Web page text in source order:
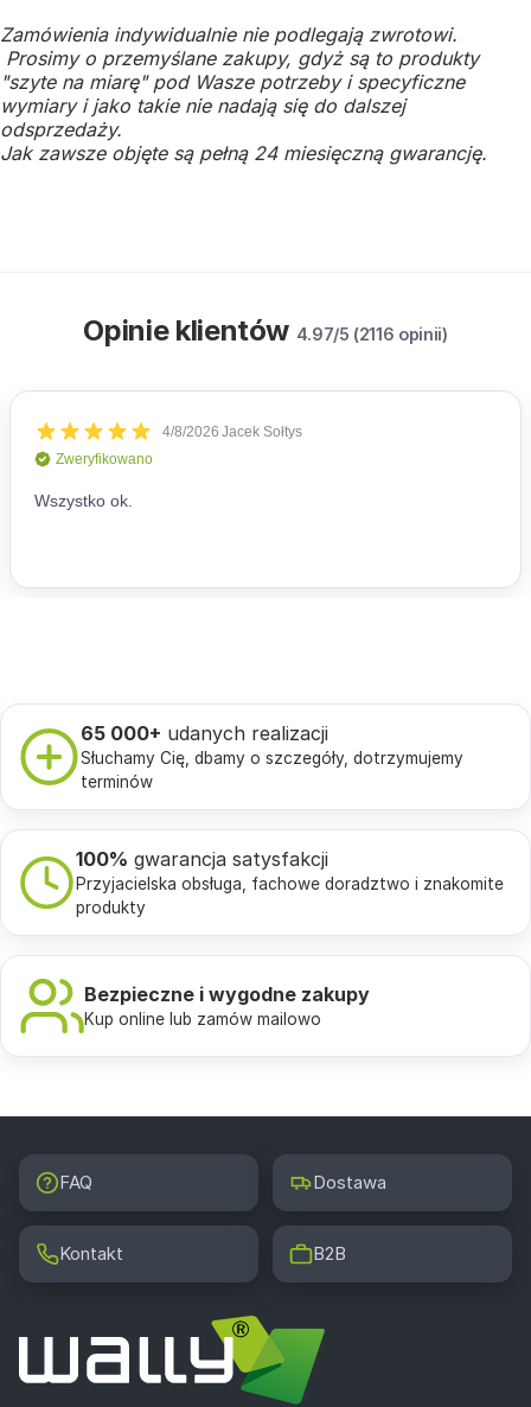
Zamówienia indywidualnie nie podlegają zwrotowi.
Prosimy o przemyślane zakupy, gdyż są to produkty
"szyte na miarę" pod Wasze potrzeby i specyficzne
wymiary i jako takie nie nadają się do dalszej
odsprzedaży.
Jak zawsze objęte są pełną 24 miesięczną gwarancję.
Opinie klientów 4.97/5 (2116 opinii)
65 000+ udanych realizacji
Słuchamy Cię, dbamy o szczegóły, dotrzymujemy
terminów
100% gwarancja satysfakcji
Przyjacielska obsługa, fachowe doradztwo i znakomite
produkty
Bezpieczne i wygodne zakupy
Kup online lub zamów mailowo
FAQ Dostawa
Kontakt B2B